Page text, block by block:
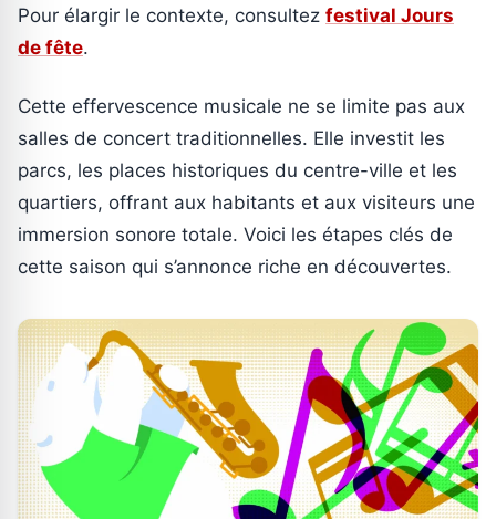
Pour élargir le contexte, consultez festival Jours
de fête.
Cette effervescence musicale ne se limite pas aux
salles de concert traditionnelles. Elle investit les
parcs, les places historiques du centre-ville et les
quartiers, offrant aux habitants et aux visiteurs une
immersion sonore totale. Voici les étapes clés de
cette saison qui s’annonce riche en découvertes.